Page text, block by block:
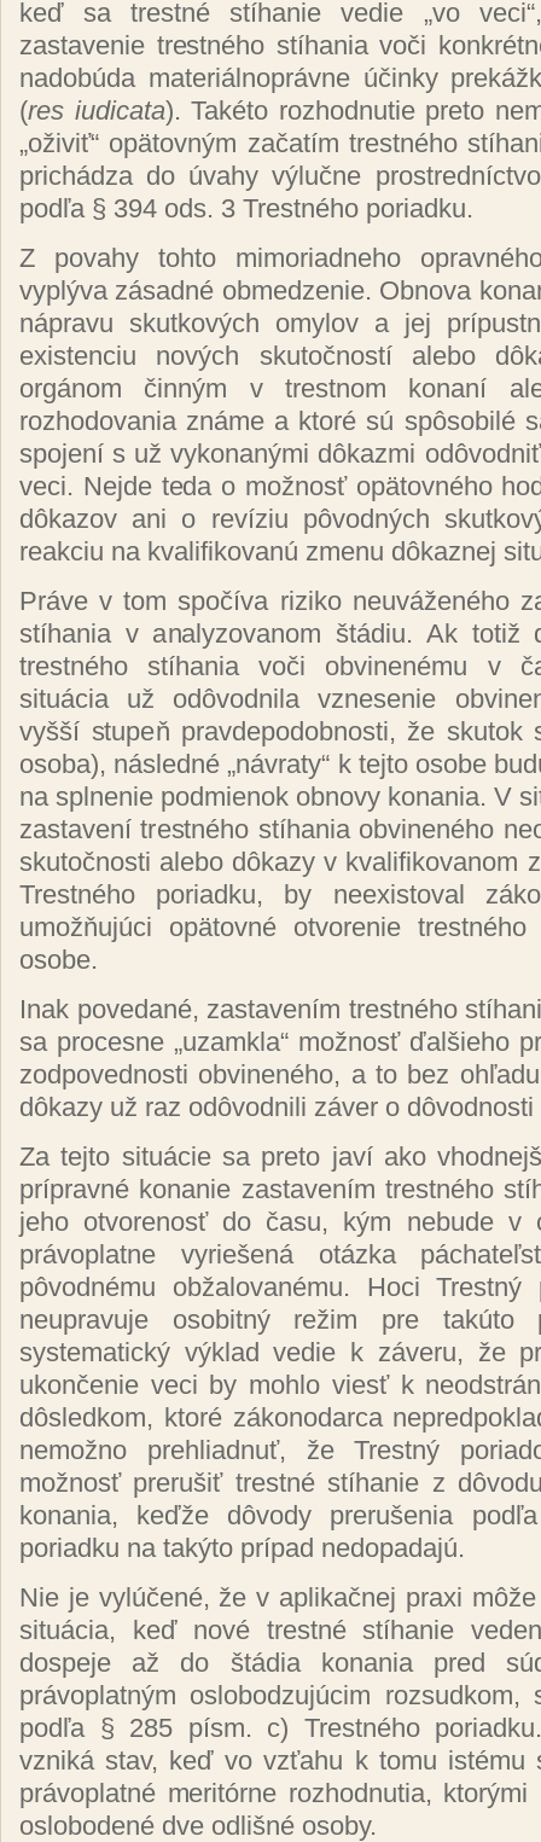
keď sa trestné stíhanie vedie „vo
zastavenie trestného stíhania voči
nadobúda materiálnoprávne účinky
(res iudicata). Takéto rozhodnutie preto
„oživiť“ opätovným začatím trestného
prichádza do úvahy výlučne
podľa § 394 ods. 3 Trestného poriadku.
Z povahy tohto mimoriadneho
vyplýva zásadné obmedzenie. Obnova
nápravu skutkových omylov a jej
existenciu nových skutočností alebo
orgánom činným v trestnom konaní
rozhodovania známe a ktoré sú spôsobilé
spojení s už vykonanými dôkazmi
veci. Nejde teda o možnosť opätovného
dôkazov ani o revíziu pôvodných
reakciu na kvalifikovanú zmenu dôkaznej
Práve v tom spočíva riziko neuváženého
stíhania v analyzovanom štádiu. Ak totiž
trestného stíhania voči obvinenému v
situácia už odôvodnila vznesenie
vyšší stupeň pravdepodobnosti, že skutok
osoba), následné „návraty“ k tejto osobe
na splnenie podmienok obnovy konania. V
zastavení trestného stíhania obvineného
skutočnosti alebo dôkazy v kvalifikovanom
Trestného poriadku, by neexistoval
umožňujúci opätovné otvorenie
osobe.
Inak povedané, zastavením trestného
sa procesne „uzamkla“ možnosť ďalšieho
zodpovednosti obvineného, a to bez
dôkazy už raz odôvodnili záver o
Za tejto situácie sa preto javí ako
prípravné konanie zastavením trestného
jeho otvorenosť do času, kým nebude v
právoplatne vyriešená otázka
pôvodnému obžalovanému. Hoci Trestný
neupravuje osobitný režim pre takúto
systematický výklad vedie k záveru, že
ukončenie veci by mohlo viesť k
dôsledkom, ktoré zákonodarca
nemožno prehliadnuť, že Trestný
možnosť prerušiť trestné stíhanie z
konania, keďže dôvody prerušenia
poriadku na takýto prípad nedopadajú.
Nie je vylúčené, že v aplikačnej praxi
situácia, keď nové trestné stíhanie
dospeje až do štádia konania pred
právoplatným oslobodzujúcim rozsudkom,
podľa § 285 písm. c) Trestného
vzniká stav, keď vo vzťahu k tomu istému
právoplatné meritórne rozhodnutia,
oslobodené dve odlišné osoby.